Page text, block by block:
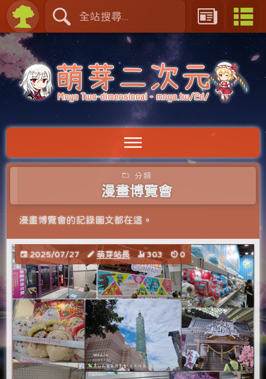
分類
漫畫博覽會
漫畫博覽會的記錄圖文都在這。
2025/07/27 萌芽站長 303 0